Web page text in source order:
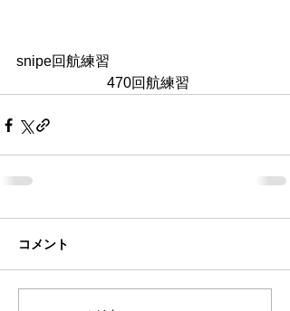
snipe回航練習
470回航練習
コメント